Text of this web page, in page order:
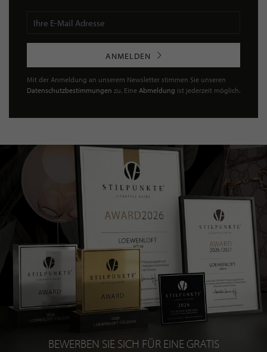
ANMELDEN
Mit der Anmeldung an unserem Newsletter stimmen Sie unseren
Datenschutzbestimmungen zu. Eine Abmeldung ist jederzeit möglich.
BEWERBEN SIE SICH FÜR EINE GRATIS